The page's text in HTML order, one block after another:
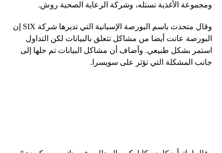
ومجموعة الأغذية نستله، وشركة الرعاية الصحية روش.
وقال متحدث باسم البورصة الإسبانية التي تديرها شركة SIX إن
البورصة عانت أيضا من مشاكل تتعلق بالبيانات لكن التداول
استمر بشكل طبيعي. وأضاف أن مشاكل البيانات تم حلها إلى
جانب المشكلة التي تؤثر على سويسرا.